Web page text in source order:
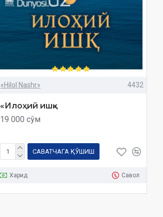
«Hilol Nashr» 4432
«Илоҳий ишқ»
19 000 сўм
САВАТЧАГА ҚЎШИШ
Харид Савол